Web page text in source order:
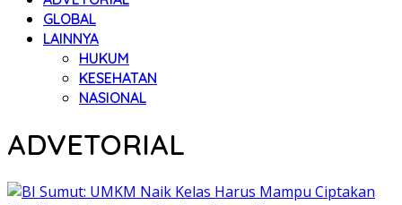
GLOBAL
LAINNYA
HUKUM
KESEHATAN
NASIONAL
ADVETORIAL